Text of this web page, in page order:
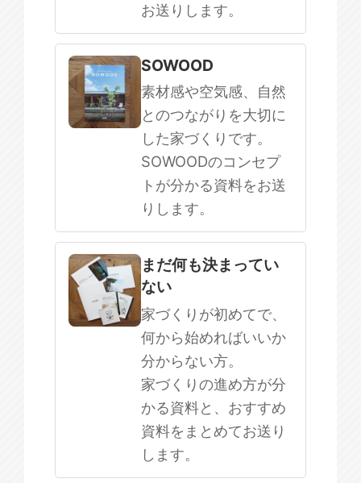
お送りします。
SOWOOD
素材感や空気感、自然
とのつながりを大切に
した家づくりです。
SOWOODのコンセプ
トが分かる資料をお送
りします。
まだ何も決まってい
ない
家づくりが初めてで、
何から始めればいいか
分からない方。
家づくりの進め方が分
かる資料と、おすすめ
資料をまとめてお送り
します。